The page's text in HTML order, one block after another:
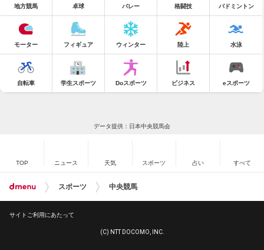
地方競馬 卓球 バレー 格闘技 バドミントン
モーター フィギュア ウィンター 陸上 水泳
自転車 学生スポーツ Doスポーツ ビジネス eスポーツ
データ提供：日本中央競馬会
TOP ニュース 天気 スポーツ 占い すべて
スポーツ 中央競馬
サイトご利用にあたって
(C) NTT DOCOMO, INC.